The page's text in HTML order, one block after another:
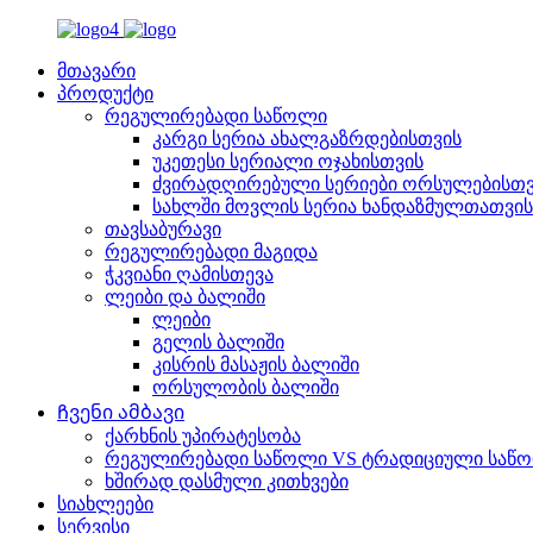
მთავარი
პროდუქტი
რეგულირებადი საწოლი
კარგი სერია ახალგაზრდებისთვის
უკეთესი სერიალი ოჯახისთვის
ძვირადღირებული სერიები
სახლში მოვლის სერია ხანდაზმულთათვის
თავსაბურავი
რეგულირებადი მაგიდა
ჭკვიანი ღამისთევა
ლეიბი და ბალიში
ლეიბი
გელის ბალიში
კისრის მასაჟის ბალიში
ორსულობის ბალიში
Ჩვენი ამბავი
ქარხნის უპირატესობა
რეგულირებადი საწოლი VS ტრადიციული
ხშირად დასმული კითხვები
სიახლეები
სერვისი